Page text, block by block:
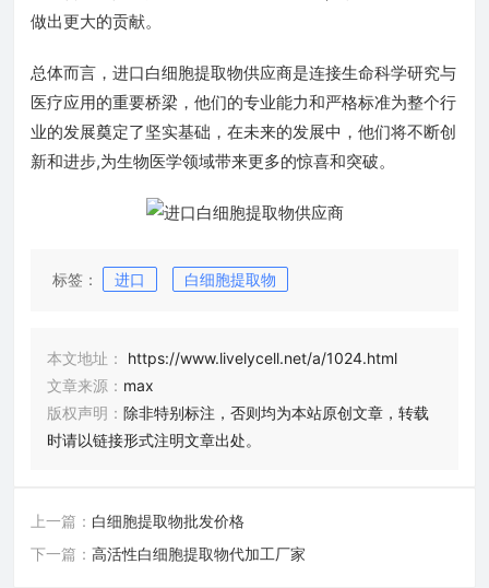
做出更大的贡献。
总体而言，进口白细胞提取物供应商是连接生命科学研究与
医疗应用的重要桥梁，他们的专业能力和严格标准为整个行
业的发展奠定了坚实基础，在未来的发展中，他们将不断创
新和进步,为生物医学领域带来更多的惊喜和突破。
标签： 进口 白细胞提取物
本文地址：
https://www.livelycell.net/a/1024.html
文章来源： max
版权声明： 除非特别标注，否则均为本站原创文章，转载
时请以链接形式注明文章出处。
上一篇： 白细胞提取物批发价格
下一篇： 高活性白细胞提取物代加工厂家